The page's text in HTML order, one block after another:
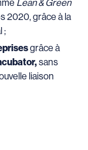
Lean & Green
2020, grâce à la
;
grâce à
sans
liaison